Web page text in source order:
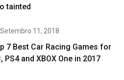
tainted
Setembro 11, 2018
7 Best Car Racing Games for
PS4 and XBOX One in 2017